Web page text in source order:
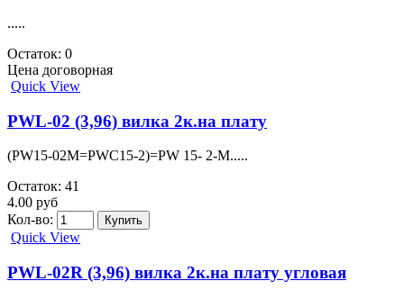
.....
Остаток: 0
Цена договорная
Quick View
PWL-02 (3,96) вилка 2к.на плату
(PW15-02M=PWC15-2)=PW 15- 2-M.....
Остаток: 41
4.00 руб
Кол-во:
Quick View
PWL-02R (3,96) вилка 2к.на плату угловая